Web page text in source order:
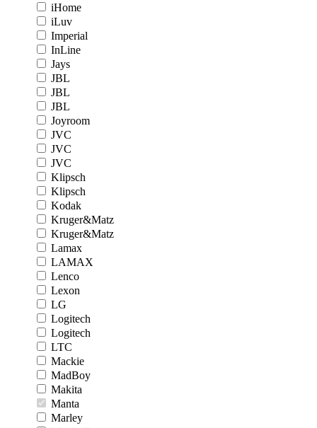
iHome
iLuv
Imperial
InLine
Jays
JBL
JBL
JBL
Joyroom
JVC
JVC
JVC
Klipsch
Klipsch
Kodak
Kruger&Matz
Kruger&Matz
Lamax
LAMAX
Lenco
Lexon
LG
Logitech
Logitech
LTC
Mackie
MadBoy
Makita
Manta
Marley